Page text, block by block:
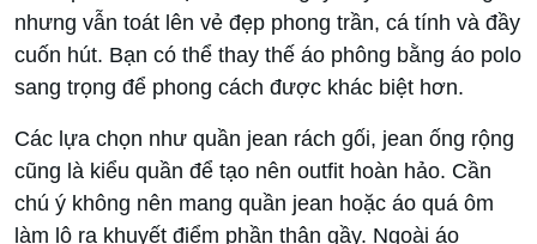
nhưng vẫn toát lên vẻ đẹp phong trần, cá tính và đầy
cuốn hút. Bạn có thể thay thế áo phông bằng áo polo
sang trọng để phong cách được khác biệt hơn.
Các lựa chọn như quần jean rách gối, jean ống rộng
cũng là kiểu quần để tạo nên outfit hoàn hảo. Cần
chú ý không nên mang quần jean hoặc áo quá ôm
làm lộ ra khuyết điểm phần thân gầy. Ngoài áo